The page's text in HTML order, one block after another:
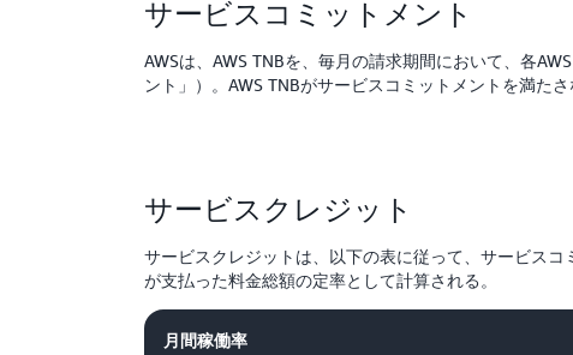
サービスコミットメント
AWSは、AWS TNBを、毎月の請求期間において、各
ント」）。AWS TNBがサービスコミットメントを満た
サービスクレジット
サービスクレジットは、以下の表に従って、サービス
が支払った料金総額の定率として計算される。
月間稼働率